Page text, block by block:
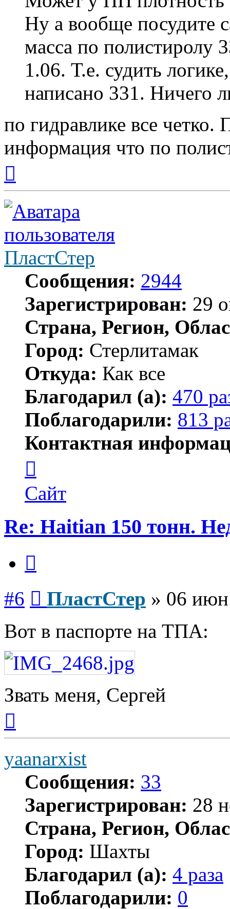
Ну а вообще посудите
масса по полистиролу
1.06. Т.е. судить
написано 331. Ничего
по гидравлике все четко.
информация что по
началу
ПластСтер
Сообщения: 2944
Зарегистрирован: 29
Страна, Регион,
Город: Стерлитамак
Откуда: Как все
Благодарил (а): 470
Поблагодарили: 813
Контактная
пользователя
ПластСтер
Сайт
Re: Haitian 150 тонн.
#6 ПластСтер » 06
Вот в паспорте на ТПА:
Звать меня, Сергей
началу
yaanarxist
Сообщения: 33
Зарегистрирован: 28
Страна, Регион,
Город: Шахты
Благодарил (а): 4 раза
Поблагодарили: 0